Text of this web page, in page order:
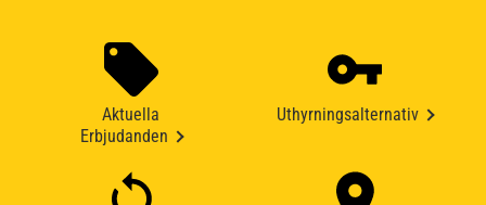
Aktuella
Erbjudanden
Uthyrningsalternativ